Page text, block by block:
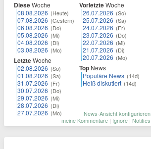
DieseWoche
08.08.2026 (Heute)
07.08.2026 (Gestern)
06.08.2026 (Do)
05.08.2026 (Mi)
04.08.2026 (Di)
03.08.2026 (Mo)
LetzteWoche
02.08.2026 (So)
01.08.2026 (Sa)
31.07.2026 (Fr)
30.07.2026 (Do)
29.07.2026 (Mi)
28.07.2026 (Di)
27.07.2026 (Mo)
VorletzteWoche
26.07.2026 (So)
25.07.2026 (Sa)
24.07.2026 (Fr)
23.07.2026 (Do)
22.07.2026 (Mi)
21.07.2026 (Di)
20.07.2026 (Mo)
Top News
Populäre News (14d)
Heiß diskutiert (14d)
News-Ansicht konfigurieren
meine Kommentare | Ignore | Notifies